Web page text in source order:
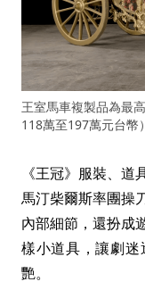
王室馬車複製品為最
118萬至197萬元台幣
《王冠》服裝、
馬汀柴爾斯率團操
內部細節，還扮成
樣小道具，讓劇
艷。